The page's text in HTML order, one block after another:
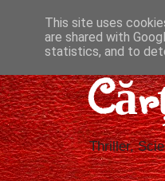
Thriller,
This site uses
are shared with
statistics, and to